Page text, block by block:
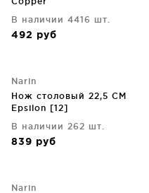
В наличии 4416 шт.
492 руб
Narin
Нож столовый 22,5 CM
Epsilon [12]
В наличии 262 шт.
839 руб
Narin